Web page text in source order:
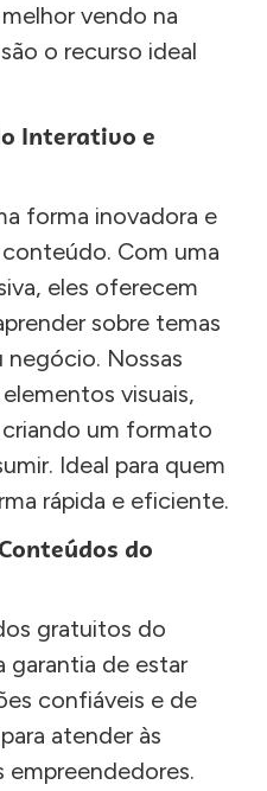
vendo na
o recurso ideal
Interativo e
forma inovadora e
Com uma
eles oferecem
sobre temas
negócio. Nossas
visuais,
um formato
Ideal para quem
rápida e eficiente.
do
gratuitos do
garantia de estar
confiáveis e de
atender às
empreendedores.